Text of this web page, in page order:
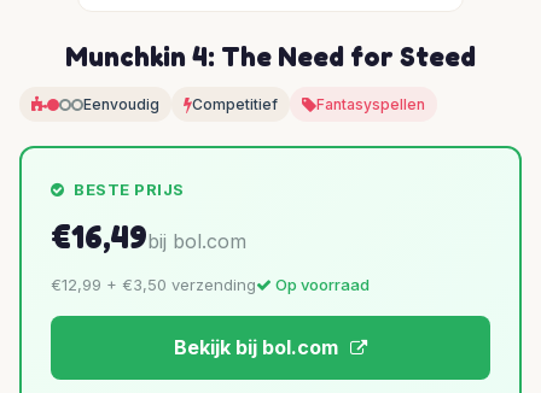
Munchkin 4: The Need for Steed
Eenvoudig Competitief Fantasyspellen
BESTE PRIJS
€16,49bij bol.com
€12,99 + €3,50 verzending Op voorraad
Bekijk bij bol.com